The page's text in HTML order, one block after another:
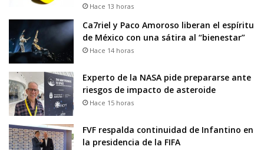
Hace 13 horas
Ca7riel y Paco Amoroso liberan el espíritu
de México con una sátira al “bienestar”
Hace 14 horas
Experto de la NASA pide prepararse ante
riesgos de impacto de asteroide
Hace 15 horas
FVF respalda continuidad de Infantino en
la presidencia de la FIFA